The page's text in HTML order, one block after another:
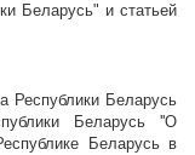
Беларусь" и статьей
Республики Беларусь
Беларусь ''О
Беларусь в